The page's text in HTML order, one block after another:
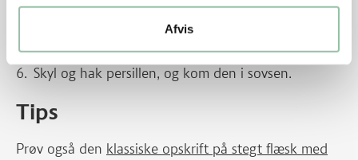
Afvis
Kom fedtstoffet i.
Skyl og hak persillen, og kom den i sovsen.
Tips
Prøv også den klassiske opskrift på stegt flæsk med